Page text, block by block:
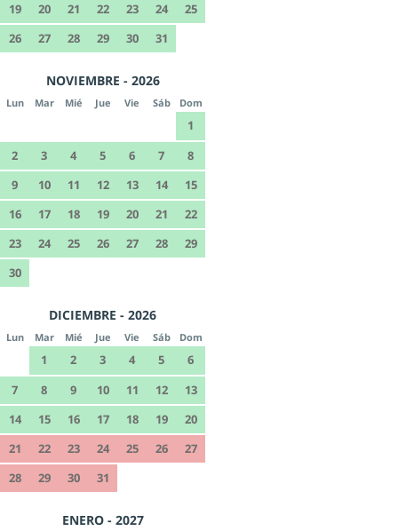
19
20 21 22 23 24
25
26
27 28 29 30 31
NOVIEMBRE - 2026
Lun Mar Mié Jue Vie Sáb Dom
1
2
3 4 5 6 7
8
9
10 11 12 13 14
15
16
17 18 19 20 21
22
23
24 25 26 27 28
29
30
DICIEMBRE - 2026
Lun Mar Mié Jue Vie Sáb Dom
1 2 3 4 5
6
7
8 9 10 11 12
13
14
15 16 17 18 19
20
21
22 23 24 25 26
27
28
29 30 31
ENERO - 2027